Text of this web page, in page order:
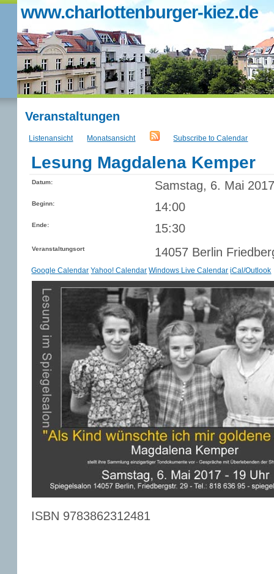
www.charlottenburger-kiez.de
Veranstaltungen
Listenansicht Monatsansicht Subscribe to Calendar
Lesung Magdalena Kemper
Datum: Samstag, 6. Mai
Beginn: 14:00
Ende: 15:30
Veranstaltungsort 14057 Berlin
Google Calendar Yahoo! Calendar Windows Live Calendar iCal/Outlook
ISBN 9783862312481